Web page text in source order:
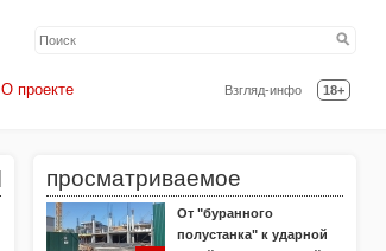
Взгляд-инфо 18+
О проекте
просматриваемое
От "буранного
полустанка" к ударной